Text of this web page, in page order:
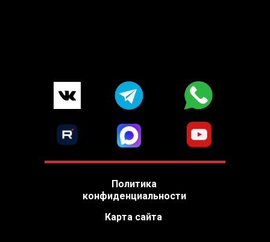
Политика
конфиденциальности
Карта сайта